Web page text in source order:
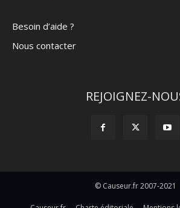
Besoin d’aide ?
Nous contacter
REJOIGNEZ-
© Causeur.fr 2007-2021